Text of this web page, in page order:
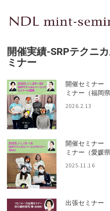
開催実績-SRPテクニ
ミナー
開催セミナー
ミナー（福岡県
2026.2.13
開催セミナー
ミナー（愛媛県
2025.11.16
出張セミナー